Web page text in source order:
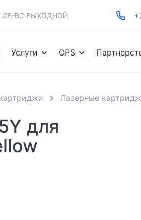
СБ-ВС ВЫХОДНОЙ
Услуги OPS
Лазерные
для